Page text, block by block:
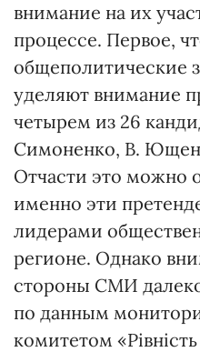
внимание на их
процессе. Первое,
общеполитические
уделяют внимание
четырем из 26
Симоненко, В.
Отчасти это можно
именно эти
лидерами
регионе. Однако
стороны СМИ
по данным
комитетом